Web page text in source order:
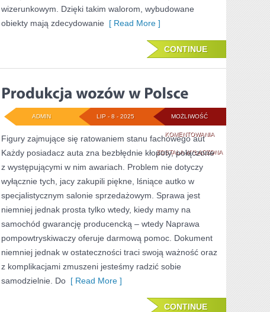
wizerunkowym. Dzięki takim walorom, wybudowane
obiekty mają zdecydowanie [ Read More ]
CONTINUE
MOŻLIWOŚĆ
KOMENTOWANIAPRODUKCJA
WOZÓW
POLSCE
ZOSTAŁA WYŁĄCZONA
LIP - 8 - 2025
ADMIN
Figury zajmujące się ratowaniem stanu fachowego aut
Każdy posiadacz auta zna bezbłędnie kłopoty, połączone
z występującymi w nim awariach. Problem nie dotyczy
wyłącznie tych, jacy zakupili piękne, lśniące autko w
specjalistycznym salonie sprzedażowym. Sprawa jest
niemniej jednak prosta tylko wtedy, kiedy mamy na
samochód gwarancję producencką – wtedy Naprawa
pompowtryskiwaczy oferuje darmową pomoc. Dokument
niemniej jednak w ostateczności traci swoją ważność oraz
z komplikacjami zmuszeni jesteśmy radzić sobie
samodzielnie. Do [ Read More ]
CONTINUE